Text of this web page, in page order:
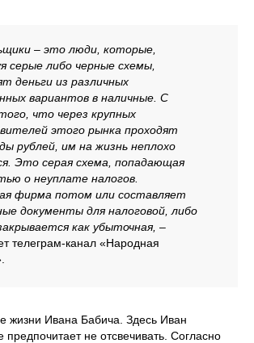
– это люди, которые,
серые либо черные схемы,
деньги из различных
вариантов в наличные. С
что через крупных
этого рынка проходят
рублей, им на жизнь неплохо
Это серая схема, попадающая
о неуплате налогов.
фирма потом или составляет
документы для налоговой, либо
как убыточная, –
телеграм-канал «Народная
жизни Ивана Бабича. Здесь Иван
предпочитает не отсвечивать. Согласно